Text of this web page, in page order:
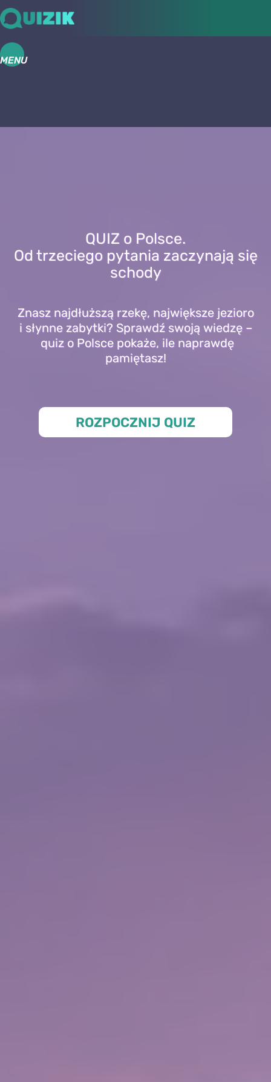
MENU
QUIZ o Polsce.
Od trzeciego pytania zaczynają się
schody
Znasz najdłuższą rzekę, największe jezioro
i słynne zabytki? Sprawdź swoją wiedzę –
quiz o Polsce pokaże, ile naprawdę
pamiętasz!
ROZPOCZNIJ QUIZ